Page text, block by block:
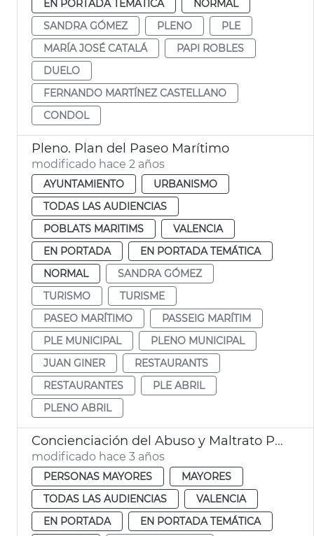
EN PORTADA TEMÁTICA
NORMAL
SANDRA GÓMEZ
PLENO
PLE
MARÍA JOSÉ CATALÁ
PAPI ROBLES
DUELO
FERNANDO MARTÍNEZ CASTELLANO
CONDOL
Pleno. Plan del Paseo Marítimo
modificado hace 2 años
AYUNTAMIENTO
URBANISMO
TODAS LAS AUDIENCIAS
POBLATS MARITIMS
VALENCIA
EN PORTADA
EN PORTADA TEMÁTICA
NORMAL
SANDRA GÓMEZ
TURISMO
TURISME
PASEO MARÍTIMO
PASSEIG MARÍTIM
PLE MUNICIPAL
PLENO MUNICIPAL
JUAN GINER
RESTAURANTS
RESTAURANTES
PLE ABRIL
PLENO ABRIL
Concienciación del Abuso y Maltrato Personas Mayores
modificado hace 3 años
PERSONAS MAYORES
MAYORES
TODAS LAS AUDIENCIAS
VALENCIA
EN PORTADA
EN PORTADA TEMÁTICA